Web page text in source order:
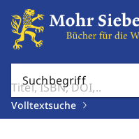
Suchbegriff
Volltextsuche